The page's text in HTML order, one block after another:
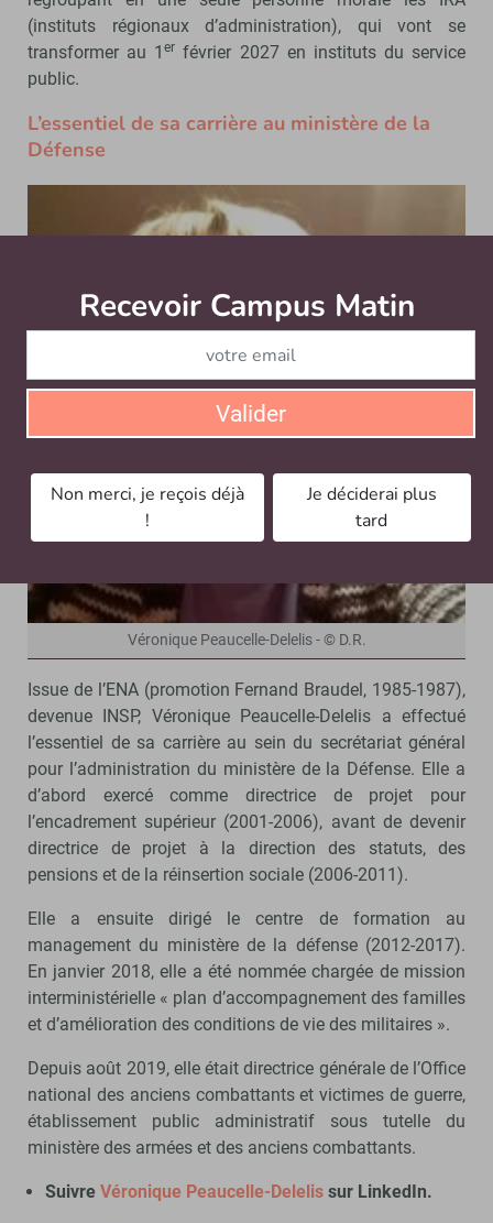
(instituts régionaux d’administration), qui vont se
transformer au 1er février 2027 en instituts du service
public.
L’essentiel de sa carrière au ministère de la
Défense
Véronique Peaucelle-Delelis - © D.R.
Issue de l’ENA (promotion Fernand Braudel, 1985-1987),
devenue INSP, Véronique Peaucelle-Delelis a effectué
l’essentiel de sa carrière au sein du secrétariat général
pour l’administration du ministère de la Défense. Elle a
d’abord exercé comme directrice de projet pour
l’encadrement supérieur (2001-2006), avant de devenir
directrice de projet à la direction des statuts, des
pensions et de la réinsertion sociale (2006-2011).
Elle a ensuite dirigé le centre de formation au
management du ministère de la défense (2012-2017).
En janvier 2018, elle a été nommée chargée de mission
interministérielle « plan d’accompagnement des familles
et d’amélioration des conditions de vie des militaires ».
Depuis août 2019, elle était directrice générale de l’Office
national des anciens combattants et victimes de guerre,
établissement public administratif sous tutelle du
ministère des armées et des anciens combattants.
Suivre Véronique Peaucelle-Delelissur LinkedIn.
Recevoir Campus Matin
Valider
Non merci, je reçois déjà
!
Je déciderai plus
tard